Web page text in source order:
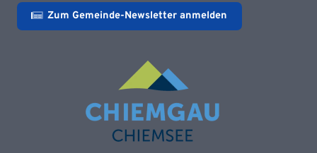
Zum Gemeinde-Newsletter anmelden